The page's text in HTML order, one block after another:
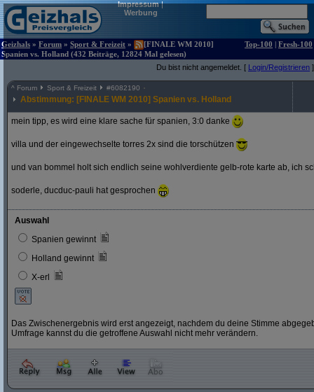
Impressum|
Werbung
Geizhals » Forum » Sport & Freizeit »
[FINALE WM 2010]
Spanien vs. Holland (432 Beiträge, 12824 Mal gelesen)
Top-100 | Fresh-100
Du bist nicht angemeldet. [ Login/Registrieren ]
^ Forum Sport & Freizeit #6082190
Abstimmung: [FINALE WM 2010] Spanien vs. Holland
mein tipp, es wird eine klare sache für spanien, 3:0 danke
villa und der eingewechselte torres 2x sind die torschützen
und van bommel holt sich endlich seine wohlverdiente gelb-rote karte ab, ich
soderle, ducduc-pauli hat gesprochen
Auswahl
Spanien gewinnt
Holland gewinnt
X-erl
Das Zwischenergebnis wird erst angezeigt, nachdem du deine Stimme
Umfrage kannst du die getroffene Auswahl nicht mehr verändern.